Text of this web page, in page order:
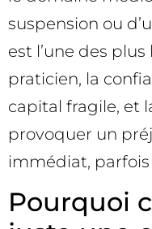
suspension ou
est l’une des
praticien, la
capital fragile, et
provoquer un
immédiat,
Pourquoi